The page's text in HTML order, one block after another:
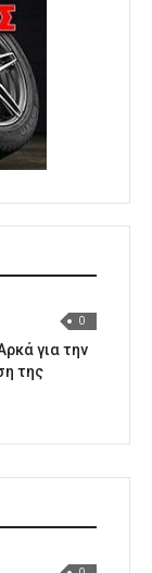
0
για την
της